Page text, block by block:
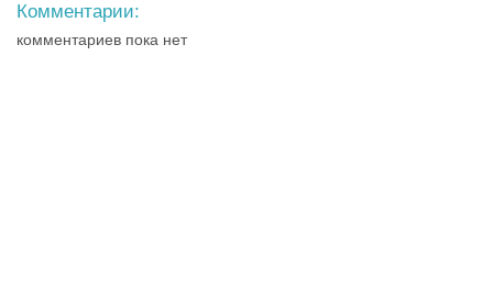
Комментарии:
комментариев пока нет